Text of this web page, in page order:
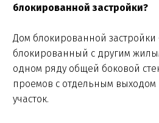
блокированной застройки?
Дом блокированной застройки
блокированный с другим
одном ряду общей боковой
проемов с отдельным
участок.